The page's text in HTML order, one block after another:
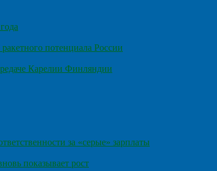
потенциала России
Карелии Финляндии
за «серые» зарплаты
показывает рост